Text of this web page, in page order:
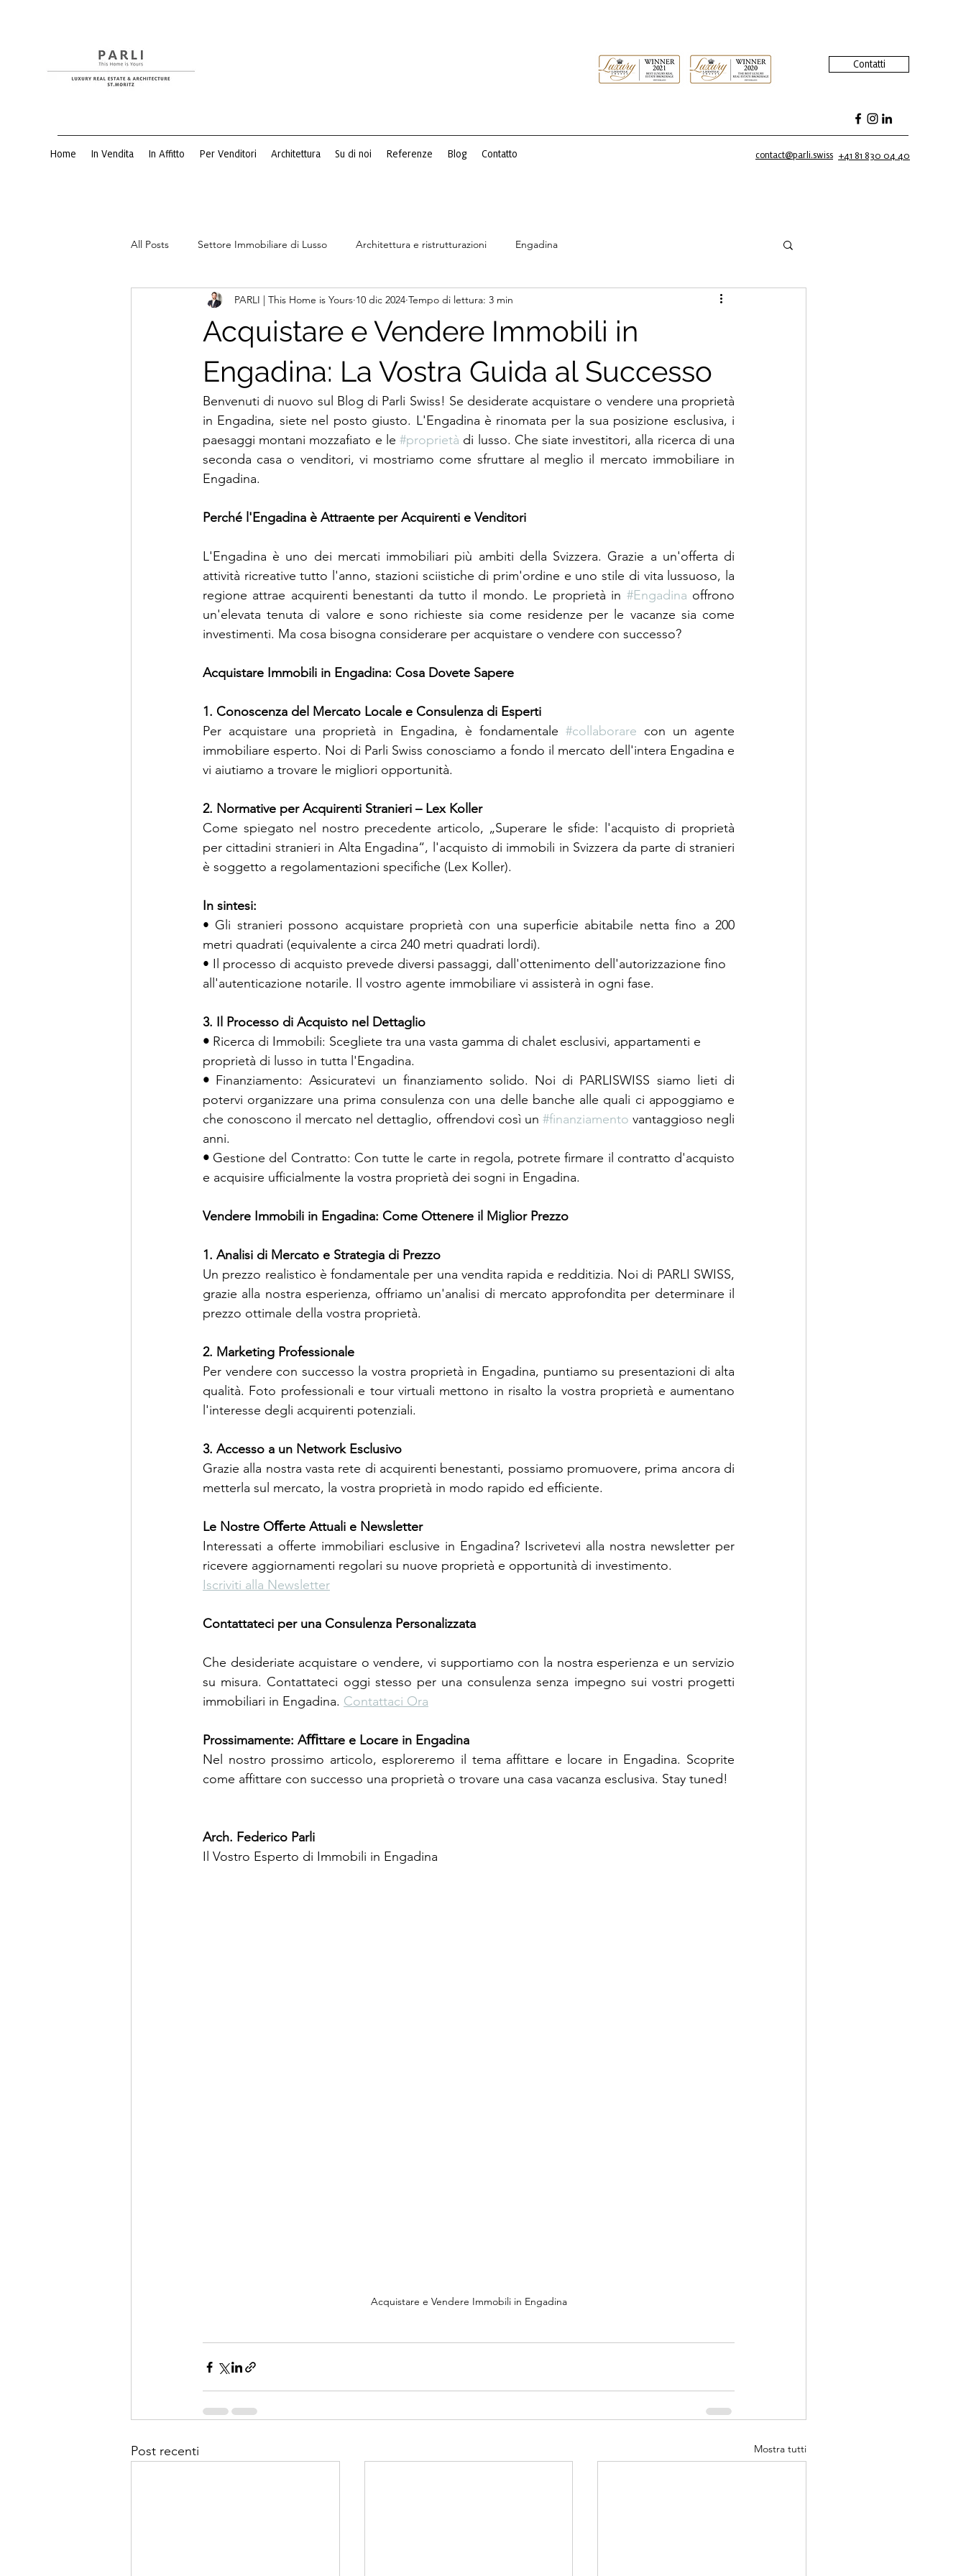
Contatti
Home In Vendita In Affitto Per Venditori Architettura Su di noi Referenze Blog Contatto contact@parli.swiss +41 81 830 04 40
All Posts Settore Immobiliare di Lusso Architettura e ristrutturazioni Engadina
Acquistare e Vendere Immobili in
Engadina: La Vostra Guida al Successo
PARLI | This Home is Yours 10 dic 2024 Tempo di lettura: 3 min
Benvenuti di nuovo sul Blog di Parli Swiss! Se desiderate acquistare o vendere una proprietà
in Engadina, siete nel posto giusto. L'Engadina è rinomata per la sua posizione esclusiva, i
paesaggi montani mozzafiato e le #proprietà di lusso. Che siate investitori, alla ricerca di una
seconda casa o venditori, vi mostriamo come sfruttare al meglio il mercato immobiliare in
Engadina.
Perché l'Engadina è Attraente per Acquirenti e Venditori
L'Engadina è uno dei mercati immobiliari più ambiti della Svizzera. Grazie a un'offerta di
attività ricreative tutto l'anno, stazioni sciistiche di prim'ordine e uno stile di vita lussuoso, la
regione attrae acquirenti benestanti da tutto il mondo. Le proprietà in #Engadina offrono
un'elevata tenuta di valore e sono richieste sia come residenze per le vacanze sia come
investimenti. Ma cosa bisogna considerare per acquistare o vendere con successo?
Acquistare Immobili in Engadina: Cosa Dovete Sapere
1. Conoscenza del Mercato Locale e Consulenza di Esperti
Per acquistare una proprietà in Engadina, è fondamentale #collaborare con un agente
immobiliare esperto. Noi di Parli Swiss conosciamo a fondo il mercato dell'intera Engadina e
vi aiutiamo a trovare le migliori opportunità.
2. Normative per Acquirenti Stranieri – Lex Koller
Come spiegato nel nostro precedente articolo, „Superare le sfide: l'acquisto di proprietà
per cittadini stranieri in Alta Engadina“, l'acquisto di immobili in Svizzera da parte di stranieri
è soggetto a regolamentazioni specifiche (Lex Koller).
In sintesi:
• Gli stranieri possono acquistare proprietà con una superficie abitabile netta fino a 200
metri quadrati (equivalente a circa 240 metri quadrati lordi).
• Il processo di acquisto prevede diversi passaggi, dall'ottenimento dell'autorizzazione fino
all'autenticazione notarile. Il vostro agente immobiliare vi assisterà in ogni fase.
3. Il Processo di Acquisto nel Dettaglio
• Ricerca di Immobili: Scegliete tra una vasta gamma di chalet esclusivi, appartamenti e
proprietà di lusso in tutta l'Engadina.
• Finanziamento: Assicuratevi un finanziamento solido. Noi di PARLISWISS siamo lieti di
potervi organizzare una prima consulenza con una delle banche alle quali ci appoggiamo e
che conoscono il mercato nel dettaglio, offrendovi così un #finanziamento vantaggioso negli
anni.
• Gestione del Contratto: Con tutte le carte in regola, potrete firmare il contratto d'acquisto
e acquisire ufficialmente la vostra proprietà dei sogni in Engadina.
Vendere Immobili in Engadina: Come Ottenere il Miglior Prezzo
1. Analisi di Mercato e Strategia di Prezzo
Un prezzo realistico è fondamentale per una vendita rapida e redditizia. Noi di PARLI SWISS,
grazie alla nostra esperienza, offriamo un'analisi di mercato approfondita per determinare il
prezzo ottimale della vostra proprietà.
2. Marketing Professionale
Per vendere con successo la vostra proprietà in Engadina, puntiamo su presentazioni di alta
qualità. Foto professionali e tour virtuali mettono in risalto la vostra proprietà e aumentano
l'interesse degli acquirenti potenziali.
3. Accesso a un Network Esclusivo
Grazie alla nostra vasta rete di acquirenti benestanti, possiamo promuovere, prima ancora di
metterla sul mercato, la vostra proprietà in modo rapido ed efficiente.
Le Nostre Oﬀerte Attuali e Newsletter
Interessati a offerte immobiliari esclusive in Engadina? Iscrivetevi alla nostra newsletter per
ricevere aggiornamenti regolari su nuove proprietà e opportunità di investimento.
Iscriviti alla Newsletter
Contattateci per una Consulenza Personalizzata
Che desideriate acquistare o vendere, vi supportiamo con la nostra esperienza e un servizio
su misura. Contattateci oggi stesso per una consulenza senza impegno sui vostri progetti
immobiliari in Engadina. Contattaci Ora
Prossimamente: Aﬃttare e Locare in Engadina
Nel nostro prossimo articolo, esploreremo il tema affittare e locare in Engadina. Scoprite
come affittare con successo una proprietà o trovare una casa vacanza esclusiva. Stay tuned!
Arch. Federico Parli
Il Vostro Esperto di Immobili in Engadina
Acquistare e Vendere Immobili in Engadina
Post recenti Mostra tutti